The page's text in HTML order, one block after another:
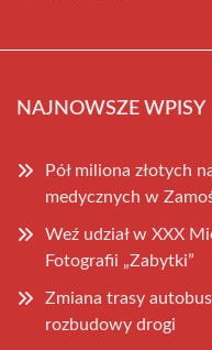
NAJNOWSZE WPISY
Pół miliona złotych
medycznych w
Weź udział w XXX
Fotografii „Zabytki”
Zmiana trasy
rozbudowy drogi